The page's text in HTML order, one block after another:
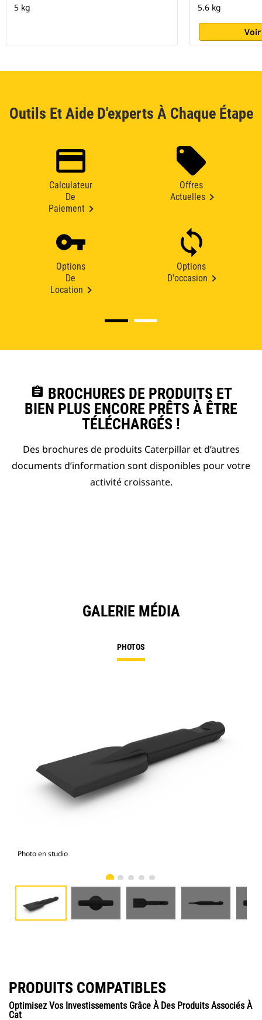
5 kg 5.6 kg
Outils Et Aide D'experts À Chaque Étape
Calculateur
De
Paiement
Offres
Actuelles
Options
De
Location
Options
D'occasion
assignment BROCHURES DE PRODUITS ET
BIEN PLUS ENCORE PRÊTS À ÊTRE
TÉLÉCHARGÉS !
Des brochures de produits Caterpillar et d’autres
documents d’information sont disponibles pour votre
activité croissante.
GALERIE MÉDIA
PHOTOS
Photo en studio
PRODUITS COMPATIBLES
Optimisez Vos Investissements Grâce À Des Produits Associés À
Cat